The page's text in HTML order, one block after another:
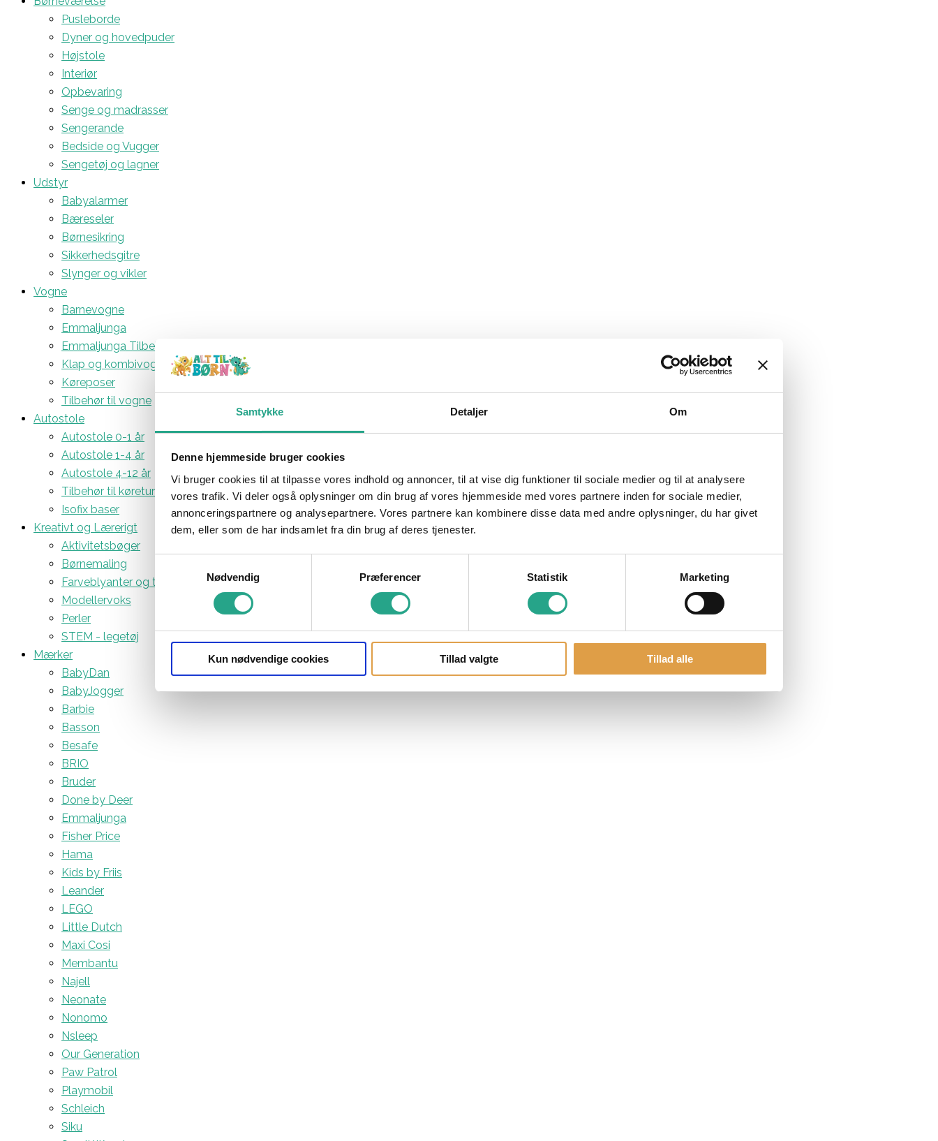
Samtykke Detaljer Om
Denne hjemmeside bruger cookies
Vi bruger cookies til at tilpasse vores indhold og annoncer, til at vise dig funktioner til sociale medier og til at analysere
vores trafik. Vi deler også oplysninger om din brug af vores hjemmeside med vores partnere inden for sociale medier,
annonceringspartnere og analysepartnere. Vores partnere kan kombinere disse data med andre oplysninger, du har givet
dem, eller som de har indsamlet fra din brug af deres tjenester.
Nødvendig
Præferencer Statistik Marketing
Kun nødvendige cookies Tillad valgte Tillad alle
Pusleborde
Dyner og hovedpuder
Højstole
Interiør
Opbevaring
Senge og madrasser
Sengerande
Bedside og Vugger
Sengetøj og lagner
Udstyr
Babyalarmer
Bæreseler
Børnesikring
Sikkerhedsgitre
Slynger og vikler
Vogne
Barnevogne
Emmaljunga
Emmaljunga Tilbehør
Klap og kombivogne
Køreposer
Tilbehør til vogne
Autostole
Autostole 0-1 år
Autostole 1-4 år
Autostole 4-12 år
Tilbehør til køreturen
Isofix baser
Kreativt og Lærerigt
Aktivitetsbøger
Børnemaling
Farveblyanter og tuscher
Modellervoks
Perler
STEM - legetøj
Mærker
BabyDan
BabyJogger
Barbie
Basson
Besafe
BRIO
Bruder
Done by Deer
Emmaljunga
Fisher Price
Hama
Kids by Friis
Leander
LEGO
Little Dutch
Maxi Cosi
Membantu
Najell
Neonate
Nonomo
Nsleep
Our Generation
Paw Patrol
Playmobil
Schleich
Siku